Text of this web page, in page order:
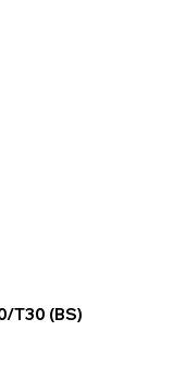
T30 (BS)